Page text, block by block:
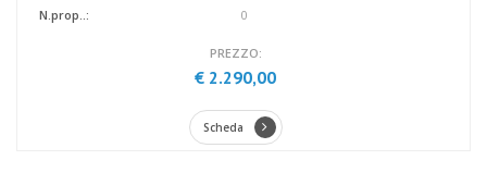
N.prop..:
0
PREZZO:
€ 2.290,00
Scheda